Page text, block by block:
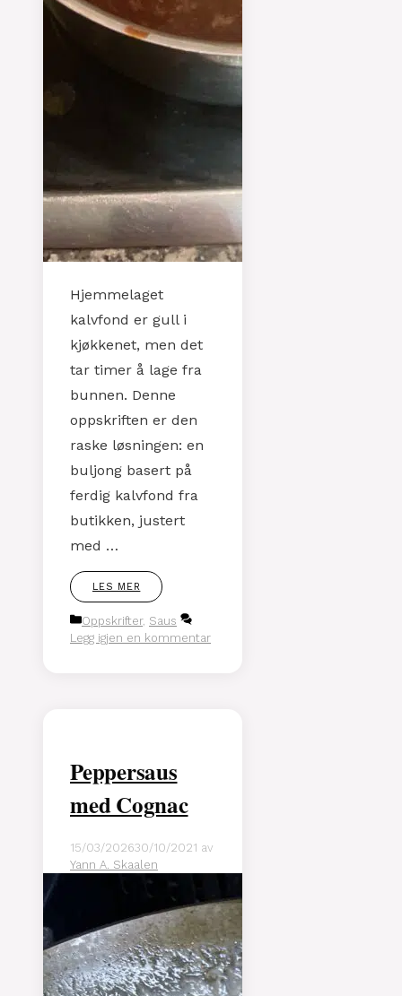
Hjemmelaget
kalvfond er gull i
kjøkkenet, men det
tar timer å lage fra
bunnen. Denne
oppskriften er den
raske løsningen: en
buljong basert på
ferdig kalvfond fra
butikken, justert
med …
LES MER
Kategorier
Oppskrifter, Saus
Legg igjen en kommentar
Peppersaus
med Cognac
15/03/202630/10/2021 av
Yann A. Skaalen